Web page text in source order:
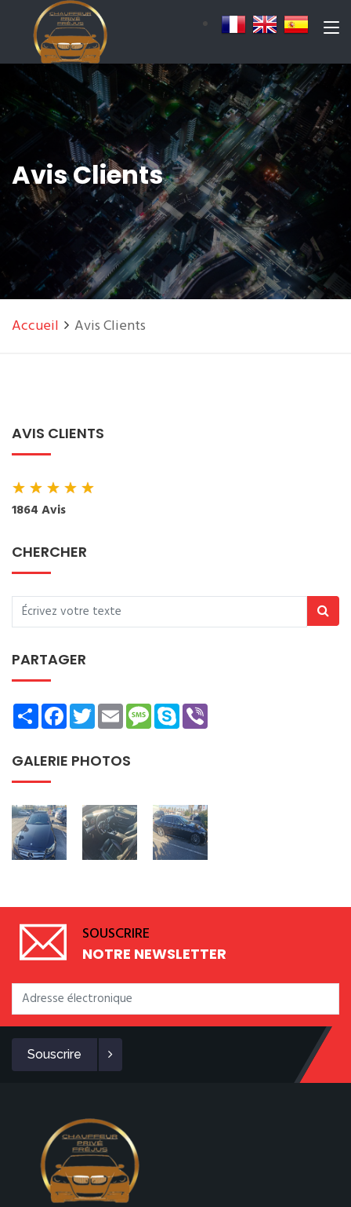
Avis Clients
Accueil Avis Clients
AVIS CLIENTS
★★★★★
1864 Avis
CHERCHER
PARTAGER
ShareFacebookTwitterEmailMessage
Skype
GALERIE PHOTOS
SOUSCRIRE
NOTRE NEWSLETTER
Souscrire